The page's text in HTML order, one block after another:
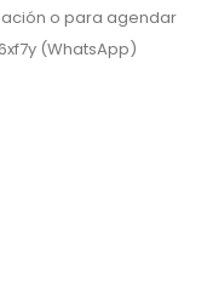
o para agendar
(WhatsApp)